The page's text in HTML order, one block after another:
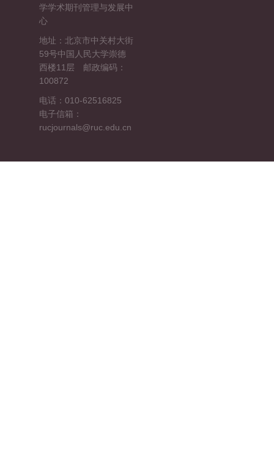
学学术期刊管理与发展中
心
地址：北京市中关村大街
59号中国人民大学崇德
西楼11层 邮政编码：
100872
电话：010-62516825
电子信箱：
rucjournals@ruc.edu.cn